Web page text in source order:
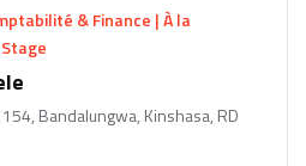
& Finance | À la
Bandalungwa, Kinshasa, RD